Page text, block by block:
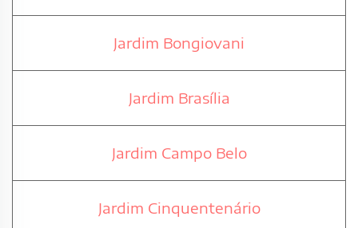
Jardim Bongiovani
Jardim Brasília
Jardim Campo Belo
Jardim Cinquentenário